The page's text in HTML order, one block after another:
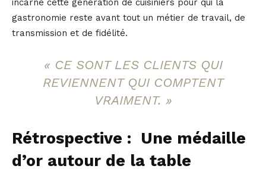
incarne cette génération de cuisiniers pour qui la
gastronomie reste avant tout un métier de travail, de
transmission et de fidélité.
« CE SONT LES CLIENTS QUI
REVIENNENT QUI COMPTENT
VRAIMENT. »
Rétrospective : Une médaille
d’or autour de la table